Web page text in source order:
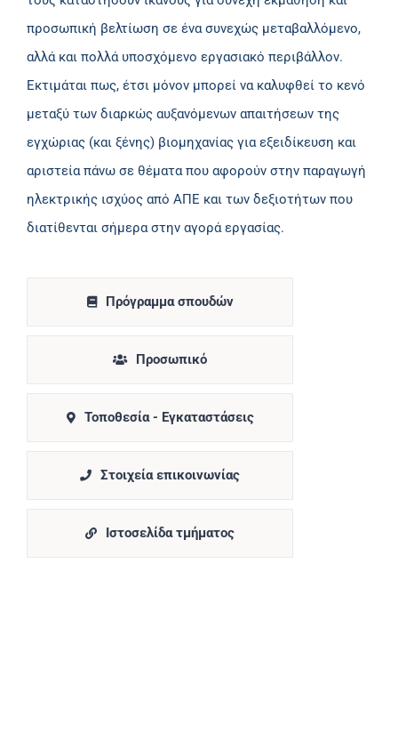
προσωπική βελτίωση σε ένα συνεχώς μεταβαλλόμενο,
αλλά και πολλά υποσχόμενο εργασιακό περιβάλλον.
Εκτιμάται πως, έτσι μόνον μπορεί να καλυφθεί το κενό
μεταξύ των διαρκώς αυξανόμενων απαιτήσεων της
εγχώριας (και ξένης) βιομηχανίας για εξειδίκευση και
αριστεία πάνω σε θέματα που αφορούν στην παραγωγή
ηλεκτρικής ισχύος από ΑΠΕ και των δεξιοτήτων που
διατίθενται σήμερα στην αγορά εργασίας.
Πρόγραμμα σπουδών
Προσωπικό
Τοποθεσία - Εγκαταστάσεις
Στοιχεία επικοινωνίας
Ιστοσελίδα τμήματος